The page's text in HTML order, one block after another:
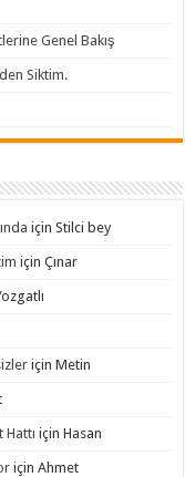
Genel Bakış
Siktim.
içinStilci bey
içinÇınar
içinMetin
Hattı içinHasan
içinAhmet